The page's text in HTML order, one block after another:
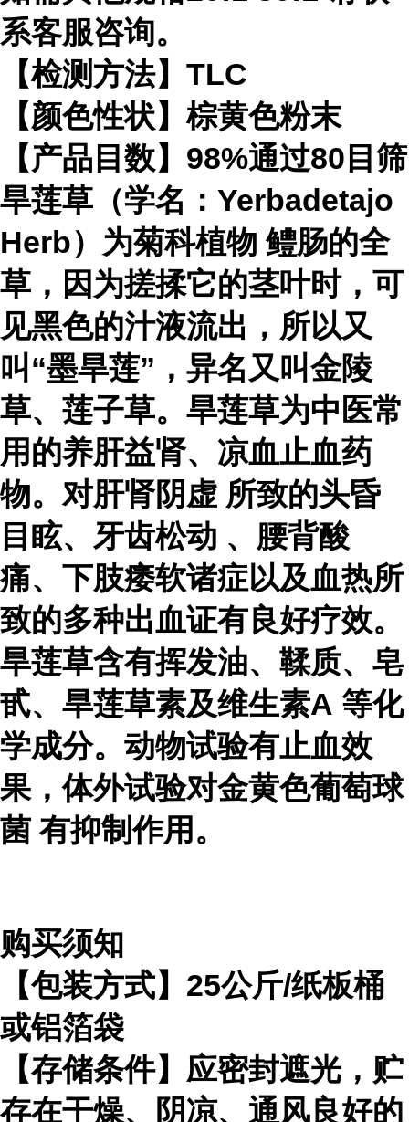
系客服咨询。
【检测方法】TLC
【颜色性状】棕黄色粉末
【产品目数】98%通过80目筛
旱莲草（学名：Yerbadetajo
Herb）为菊科植物 鳢肠的全
草，因为搓揉它的茎叶时，可
见黑色的汁液流出，所以又
叫“墨旱莲”，异名又叫金陵
草、莲子草。旱莲草为中医常
用的养肝益肾、凉血止血药
物。对肝肾阴虚 所致的头昏
目眩、 牙齿松动 、腰背酸
痛、下肢痿软诸症以及血热所
致的多种出血证有良好疗效。
旱莲草含有挥发油、鞣质、皂
甙、旱莲草素及维生素A 等化
学成分。动物试验有止血效
果，体外试验对金黄色葡萄球
菌 有抑制作用。
购买须知
【包装方式】25公斤/纸板桶
或铝箔袋
【存储条件】应密封遮光，贮
存在干燥、阴凉、通风良好的